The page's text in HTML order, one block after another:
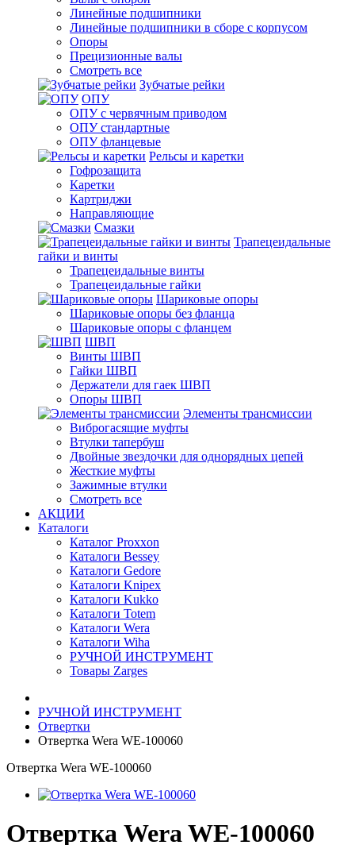
Линейные подшипники
Линейные подшипники в сборе с корпусом
Опоры
Прецизионные валы
Смотреть все
Зубчатые рейки
ОПУ
ОПУ с червячным приводом
ОПУ стандартные
ОПУ фланцевые
Рельсы и каретки
Гофрозащита
Каретки
Картриджи
Направляющие
Смазки
Трапецеидальные
гайки и винты
Трапецеидальные винты
Трапецеидальные гайки
Шариковые опоры
Шариковые опоры без фланца
Шариковые опоры с фланцем
ШВП
Винты ШВП
Гайки ШВП
Держатели для гаек ШВП
Опоры ШВП
Элементы трансмиссии
Виброгасящие муфты
Втулки тапербуш
Двойные звездочки для однорядных цепей
Жесткие муфты
Зажимные втулки
Смотреть все
АКЦИИ
Каталоги
Каталог Proxxon
Каталоги Bessey
Каталоги Gedore
Каталоги Knipex
Каталоги Kukko
Каталоги Totem
Каталоги Wera
Каталоги Wiha
РУЧНОЙ ИНСТРУМЕНТ
Товары Zarges
РУЧНОЙ ИНСТРУМЕНТ
Отвертки
Отвертка Wera WE-100060
Отвертка Wera WE-100060
Отвертка Wera WE-100060